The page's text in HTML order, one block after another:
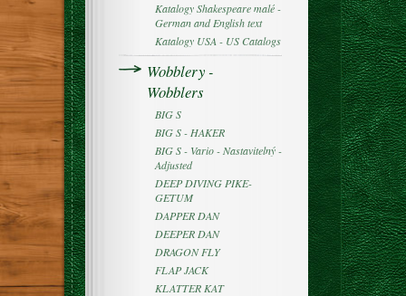
Katalogy Shakespeare malé -
German and English text
Katalogy USA - US Catalogs
Wobblery -
Wobblers
BIG S
BIG S - HAKER
BIG S - Vario - Nastavitelný -
Adjusted
DEEP DIVING PIKE-
GETUM
DAPPER DAN
DEEPER DAN
DRAGON FLY
FLAP JACK
KLATTER KAT